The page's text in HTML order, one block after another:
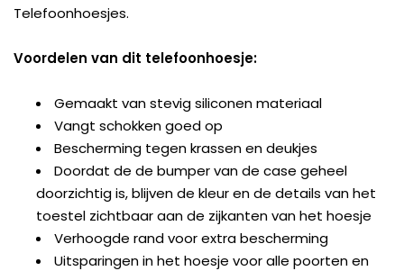
Telefoonhoesjes.
Voordelen van dit telefoonhoesje:
Gemaakt van stevig siliconen materiaal
Vangt schokken goed op
Bescherming tegen krassen en deukjes
Doordat de de bumper van de case geheel
doorzichtig is, blijven de kleur en de details van het
toestel zichtbaar aan de zijkanten van het hoesje
Verhoogde rand voor extra bescherming
Uitsparingen in het hoesje voor alle poorten en